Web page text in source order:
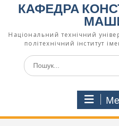
КАФЕДРА
Національний технічний
політехнічний інститут
Шукати: